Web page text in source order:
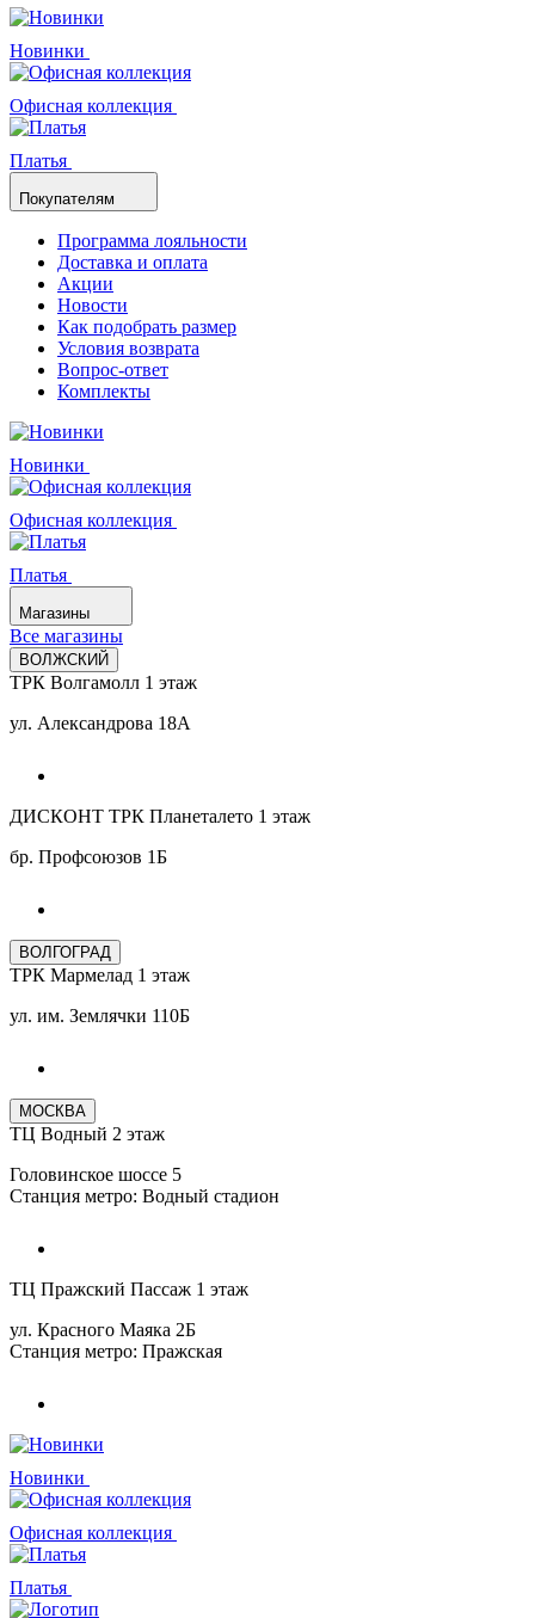
Новинки
Офисная коллекция
Платья
Покупателям
Программа лояльности
Доставка и оплата
Акции
Новости
Как подобрать размер
Условия возврата
Вопрос-ответ
Комплекты
Новинки
Офисная коллекция
Платья
Магазины
Все магазины
ВОЛЖСКИЙ
ТРК Волгамолл 1 этаж
ул. Александрова 18А
ДИСКОНТ ТРК Планеталето 1 этаж
бр. Профсоюзов 1Б
ВОЛГОГРАД
ТРК Мармелад 1 этаж
ул. им. Землячки 110Б
МОСКВА
ТЦ Водный 2 этаж
Головинское шоссе 5
Станция метро: Водный стадион
ТЦ Пражский Пассаж 1 этаж
ул. Красного Маяка 2Б
Станция метро: Пражская
Новинки
Офисная коллекция
Платья